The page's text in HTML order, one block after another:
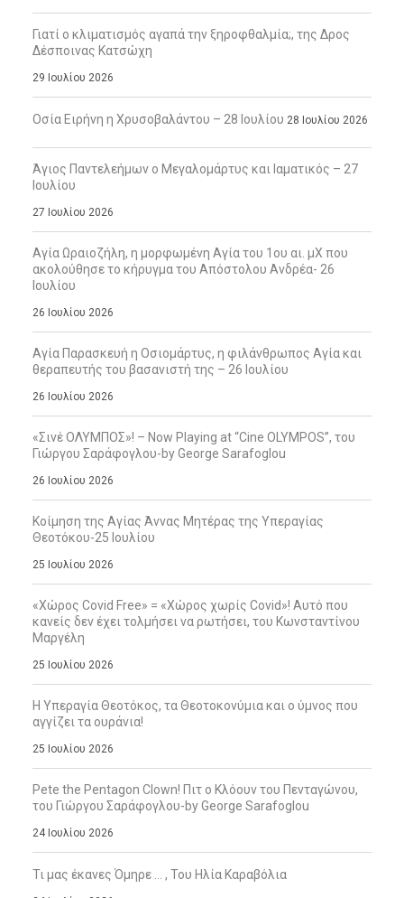
Γιατί ο κλιματισμός αγαπά την ξηροφθαλμία;, της Δρος
Δέσποινας Κατσώχη
29 Ιουλίου 2026
Οσία Ειρήνη η Χρυσοβαλάντου – 28 Ιουλίου 28 Ιουλίου 2026
Άγιος Παντελεήμων ο Μεγαλομάρτυς και Ιαματικός – 27
Ιουλίου
27 Ιουλίου 2026
Αγία Ωραιοζήλη, η μορφωμένη Αγία του 1ου αι. μΧ που
ακολούθησε το κήρυγμα του Απόστολου Ανδρέα- 26
Ιουλίου
26 Ιουλίου 2026
Αγία Παρασκευή η Οσιομάρτυς, η φιλάνθρωπος Αγία και
θεραπευτής του βασανιστή της – 26 Ιουλίου
26 Ιουλίου 2026
«Σινέ ΟΛΥΜΠΟΣ»! – Now Playing at “Cine OLYMPOS”, του
Γιώργου Σαράφογλου-by George Sarafoglou
26 Ιουλίου 2026
Κοίμηση της Αγίας Άννας Μητέρας της Υπεραγίας
Θεοτόκου-25 Ιουλίου
25 Ιουλίου 2026
«Χώρος Covid Free» = «Χώρος χωρίς Covid»! Αυτό που
κανείς δεν έχει τολμήσει να ρωτήσει, του Κωνσταντίνου
Μαργέλη
25 Ιουλίου 2026
Η Υπεραγία Θεοτόκος, τα Θεοτοκονύμια και ο ύμνος που
αγγίζει τα ουράνια!
25 Ιουλίου 2026
Pete the Pentagon Clown! Πιτ ο Κλόουν του Πενταγώνου,
του Γιώργου Σαράφογλου-by George Sarafoglou
24 Ιουλίου 2026
Τι μας έκανες Όμηρε … , Του Ηλία Καραβόλια